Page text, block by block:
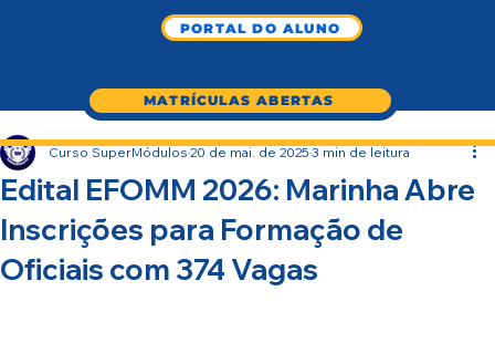
MATRÍCULAS ABERTAS
PORTAL DO ALUNO
Edital EFOMM 2026: Marinha Abre
Inscrições para Formação de
Oficiais com 374 Vagas
Curso SuperMódulos 20 de mai. de 2025 3 min de leitura